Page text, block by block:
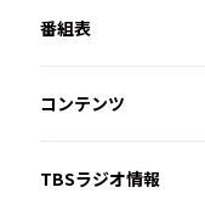
番組表
コンテンツ
TBSラジオ情報